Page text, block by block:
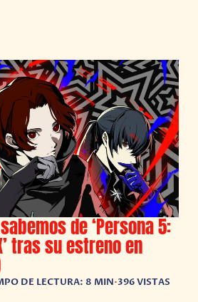
de ‘Persona 5:
tras su estreno en
DE LECTURA: 8 MIN•396 VISTAS